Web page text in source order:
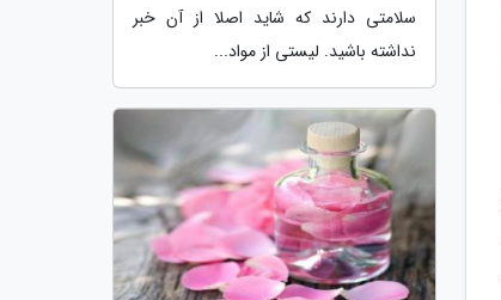
سلامتی دارند که شاید اصلا از آن خبر
نداشته باشید. لیستی از مواد...